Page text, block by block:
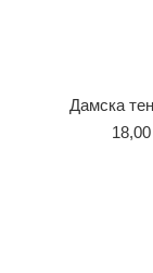
Дамска
18,00